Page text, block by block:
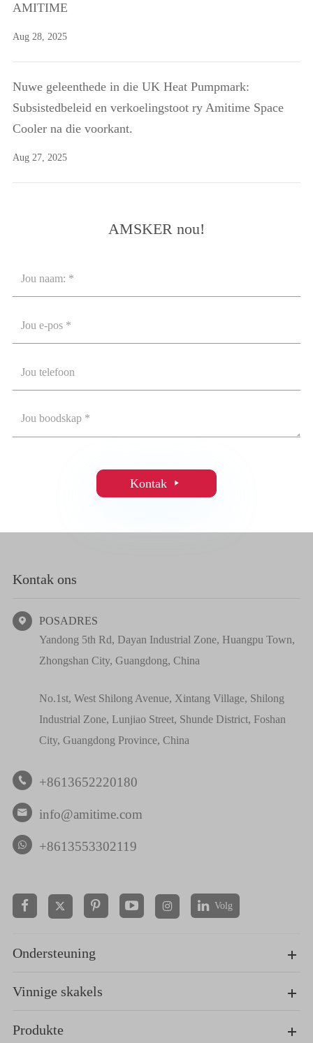
AMITIME
Aug 28, 2025
Nuwe geleenthede in die UK Heat Pumpmark:
Subsistedbeleid en verkoelingstoot ry Amitime Space
Cooler na die voorkant.
Aug 27, 2025
AMSKER nou!
Kontak 
Kontak ons

POSADRES
Yandong 5th Rd, Dayan Industrial Zone, Huangpu Town,
Zhongshan City, Guangdong, China
No.1st, West Shilong Avenue, Xintang Village, Shilong
Industrial Zone, Lunjiao Street, Shunde District, Foshan
City, Guangdong Province, China
 +8613652220180
 info@amitime.com
+8613553302119
  Volg
Ondersteuning
Vinnige skakels
Produkte